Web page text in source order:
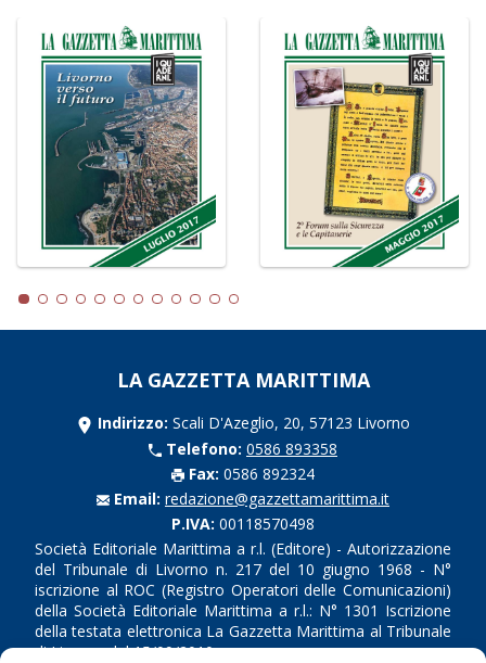
LA GAZZETTA MARITTIMA
Indirizzo: Scali D'Azeglio, 20, 57123 Livorno
Telefono: 0586 893358
Fax: 0586 892324
Email: redazione@gazzettamarittima.it
P.IVA: 00118570498
Società Editoriale Marittima a r.l. (Editore) - Autorizzazione
del Tribunale di Livorno n. 217 del 10 giugno 1968 - N°
iscrizione al ROC (Registro Operatori delle Comunicazioni)
della Società Editoriale Marittima a r.l.: N° 1301 Iscrizione
della testata elettronica La Gazzetta Marittima al Tribunale
di Livorno del 15/09/2010.